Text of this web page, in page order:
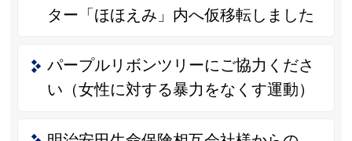
ター「ほほえみ」内へ仮移転しました
パープルリボンツリーにご協力くださ
い（女性に対する暴力をなくす運動）